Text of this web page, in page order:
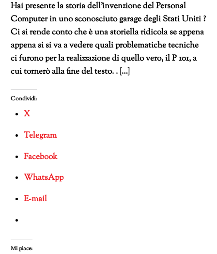
Hai presente la storia dell’invenzione del Personal
Computer in uno sconosciuto garage degli Stati Uniti ?
Ci si rende conto che è una storiella ridicola se appena
appena si si va a vedere quali problematiche tecniche
ci furono per la realizzazione di quello vero, il P 101, a
cui tornerò alla fine del testo. . […]
Condividi:
X
Telegram
Facebook
WhatsApp
E-mail
Mi piace: